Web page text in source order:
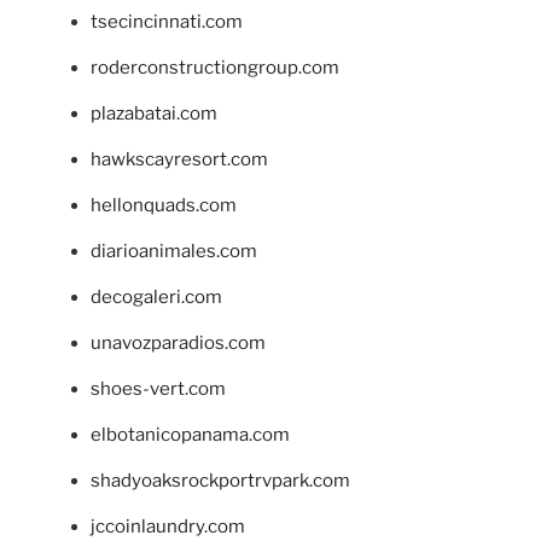
tsecincinnati.com
roderconstructiongroup.com
plazabatai.com
hawkscayresort.com
hellonquads.com
diarioanimales.com
decogaleri.com
unavozparadios.com
shoes-vert.com
elbotanicopanama.com
shadyoaksrockportrvpark.com
jccoinlaundry.com